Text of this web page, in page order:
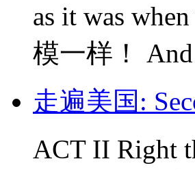
as it was
模一样！
走遍美国:
ACT II Right